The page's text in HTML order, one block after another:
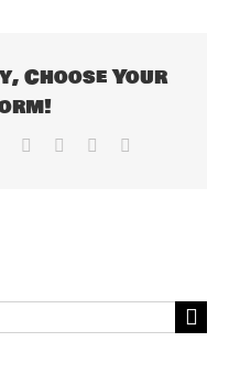
Choose Your
WhatsApp
TumblrPinterest